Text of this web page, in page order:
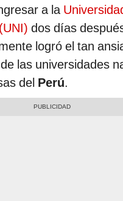
a la
dos días
logró el tan
las universidades
del Perú.